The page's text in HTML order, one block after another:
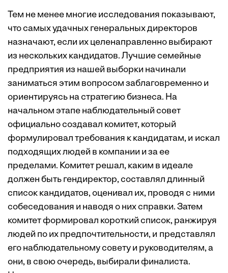
Тем не менее многие исследования показывают,
что самых удачных генеральных директоров
назначают, если их целенаправленно выбирают
из нескольких кандидатов. Лучшие семейные
предприятия из нашей выборки начинали
заниматься этим вопросом заблаговременно и
ориентируясь на стратегию бизнеса. На
начальном этапе наблюдательный совет
официально создавал комитет, который
формулировал требования к кандидатам, и искал
подходящих людей в компании и за ее
пределами. Комитет решал, каким в идеале
должен быть гендиректор, составлял длинный
список кандидатов, оценивал их, проводя с ними
собеседования и наводя о них справки. Затем
комитет формировал короткий список, ранжируя
­людей по их предпочтительности, и представлял
его наблюдательному совету и руководителям, а
они, в свою очередь, выбирали финалиста.